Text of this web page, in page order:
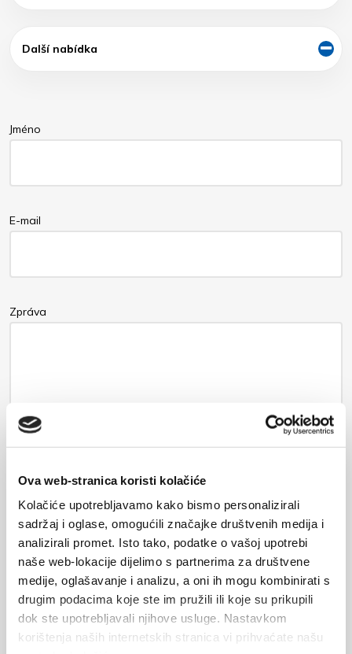
Ova web-stranica koristi kolačiće
Kolačiće upotrebljavamo kako bismo personalizirali
sadržaj i oglase, omogućili značajke društvenih medija i
analizirali promet. Isto tako, podatke o vašoj upotrebi
naše web-lokacije dijelimo s partnerima za društvene
medije, oglašavanje i analizu, a oni ih mogu kombinirati s
drugim podacima koje ste im pružili ili koje su prikupili
dok ste upotrebljavali njihove usluge. Nastavkom
korištenja naših internetskih stranica vi prihvaćate našu
Další nabídka
Jméno
E-mail
Zpráva
Vaše data budou zaslána majiteli ubytování a uložena na e-
mailovém serveru.
ODESLAT